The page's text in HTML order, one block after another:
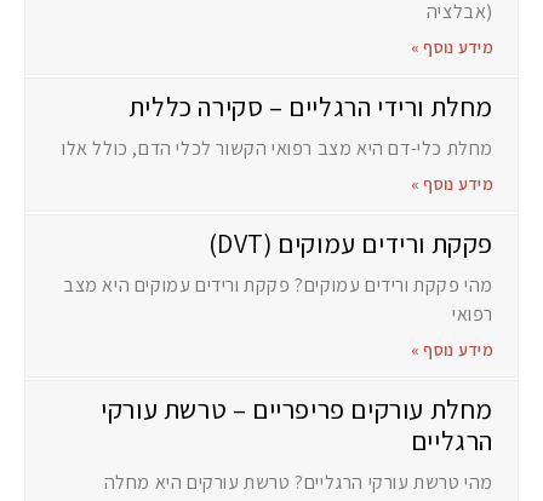
(אבלציה
מידע נוסף »
מחלת ורידי הרגליים – סקירה כללית
מחלת כלי-דם היא מצב רפואי הקשור לכלי הדם, כולל אלו
מידע נוסף »
פקקת ורידים עמוקים (DVT)
מהי פקקת ורידים עמוקים? פקקת ורידים עמוקים היא מצב
רפואי
מידע נוסף »
מחלת עורקים פריפריים – טרשת עורקי
הרגליים
מהי טרשת עורקי הרגליים? טרשת עורקים היא מחלה